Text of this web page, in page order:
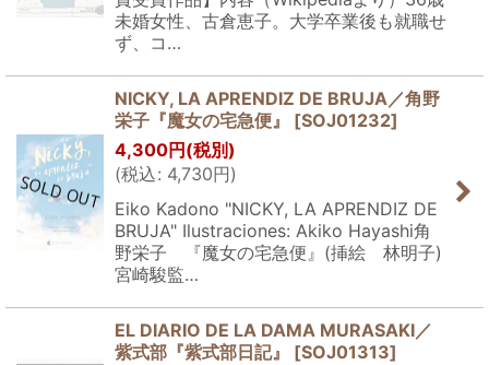
未婚女性、古倉恵子。大学卒業後も就職せ
ず、コ…
NICKY, LA APRENDIZ DE BRUJA／角野
栄子『魔女の宅急便』
[SOJ01232]
4,300円 (税別)
(税込: 4,730円)
Eiko Kadono "NICKY, LA APRENDIZ DE
BRUJA" Ilustraciones: Akiko Hayashi角
野栄子 『魔女の宅急便』(挿絵 林明子)
宮崎駿監…
EL DIARIO DE LA DAMA MURASAKI／
紫式部『紫式部日記』
[SOJ01313]